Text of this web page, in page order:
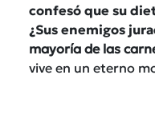
confesó que su
¿Sus enemigos
mayoría de las
vive en un eterno